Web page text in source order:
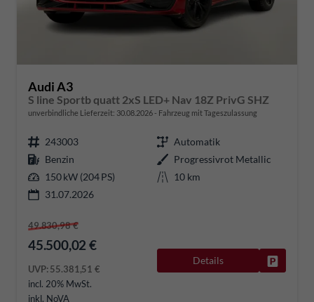
Audi A3
S line Sportb quatt 2xS LED+ Nav 18Z PrivG SHZ
unverbindliche Lieferzeit: 30.08.2026 Fahrzeug mit Tageszulassung
243003
Automatik
Benzin
Progressivrot Metallic
150 kW (204 PS)
10 km
31.07.2026
49.830,98 €
45.500,02 €
UVP:55.381,51 €
incl. 20% MwSt.
inkl. NoVA
Details